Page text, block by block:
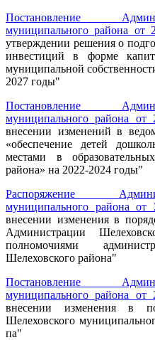
Постановление
муниципального района
утверждении решения о
инвестиций в форме
муниципальной
2027 годы"
Постановление
муниципального района
внесении изменений в
«обеспечение детей
местами в
района» на 2022-2024 годы"
Распоряжение
муниципального района
внесении изменения в
Администрации
полномочиями
Шелеховского района"
Постановление
муниципального района
внесении изменения в
Шелеховского
па"